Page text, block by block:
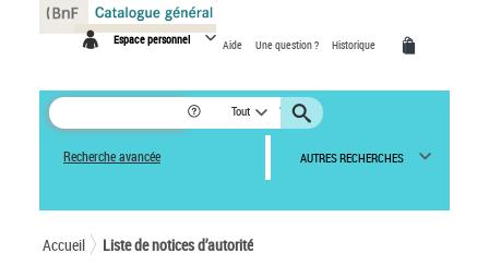
Espace personnel Aide Une question ? Historique
Tout
Recherche avancée AUTRES RECHERCHES
Accueil Liste de notices d’autorité
Panneau de gestion des cookies